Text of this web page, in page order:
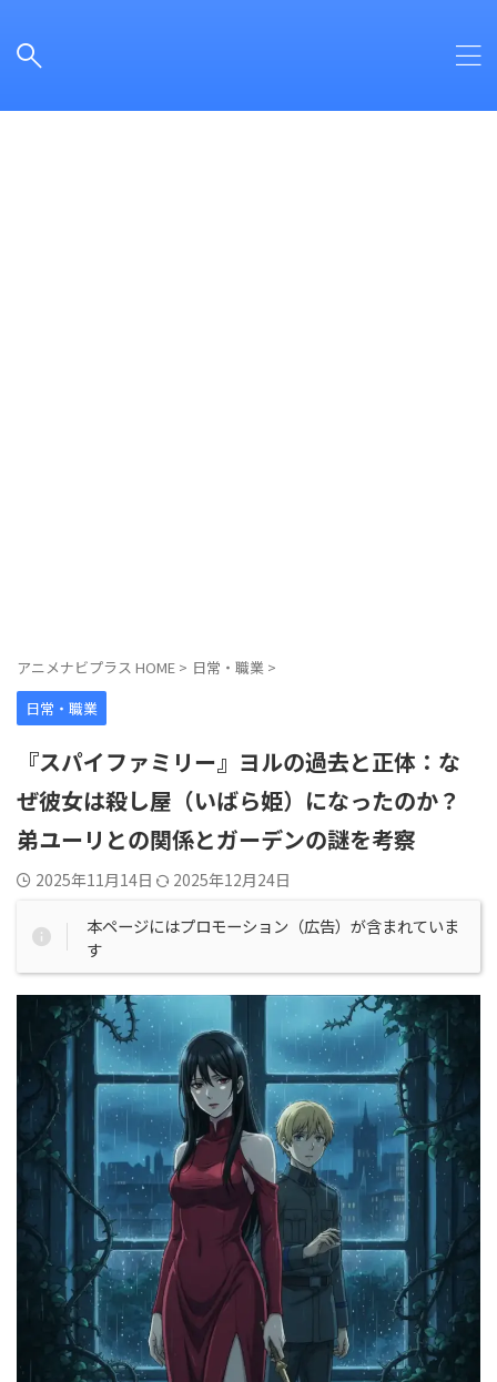
アニメナビプラス HOME > 日常・職業 >
日常・職業
『スパイファミリー』ヨルの過去と正体：な
ぜ彼女は殺し屋（いばら姫）になったのか？
弟ユーリとの関係とガーデンの謎を考察
2025年11月14日 2025年12月24日
本ページにはプロモーション（広告）が含まれていま
す